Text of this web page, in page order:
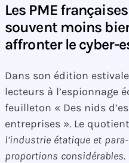
Les PME
souvent moins
affronter le cyber-
Dans son édition
lecteurs à l’espionnage
feuilleton « Des nids
entreprises ». Le
l’industrie étatique et
proportions considérables.